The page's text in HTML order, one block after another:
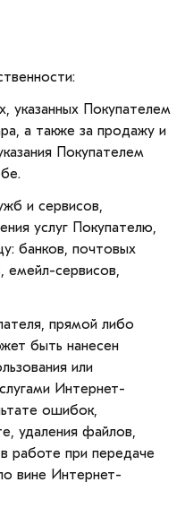
указанных Покупателем
а также за продажу и
Покупателем
и сервисов,
услуг Покупателю,
банков, почтовых
емейл-сервисов,
прямой либо
быть нанесен
или
Интернет-
ошибок,
удаления файлов,
работе при передаче
вине Интернет-